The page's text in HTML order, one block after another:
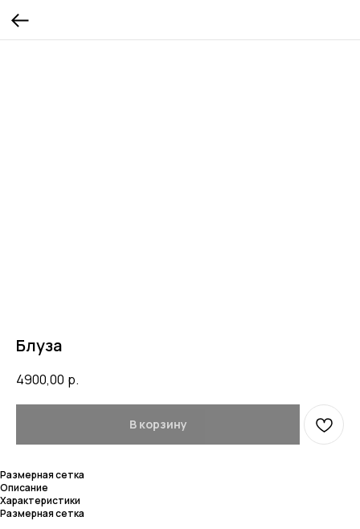
Блуза
4900,00 р.
В корзину
Размерная сетка
Описание
Характеристики
Размерная сетка